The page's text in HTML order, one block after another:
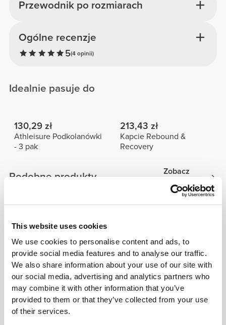
This website uses cookies
We use cookies to personalise content and ads, to
provide social media features and to analyse our traffic.
We also share information about your use of our site with
our social media, advertising and analytics partners who
may combine it with other information that you’ve
provided to them or that they’ve collected from your use
of their services.
Ogólne recenzje
5(4 opinii)
Przewodnik po rozmiarach
Idealnie pasuje do
130,29 zł
Athleisure Podkolanówki
- 3 pak
213,43 zł
Kapcie Rebound &
Recovery
Podobne produkty
Zobacz
wszystkie
Szorty o średniej długości
z regularnym stanem
Maxx
średniej długości z
wysokim stanem
53,24 zł106,47 zł 50%
Szorty o średniej długości
z regularnym stanem
Shapeshifter
45,63 zł91,25 zł 50%
Szorty o średniej długości
z regularnym stanem
Twiggy
Bestsellery